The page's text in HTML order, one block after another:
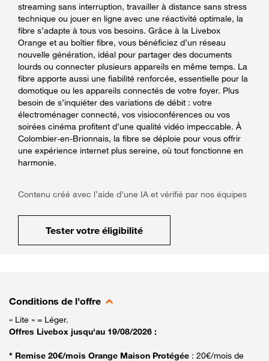
streaming sans interruption, travailler à distance sans stress
technique ou jouer en ligne avec une réactivité optimale, la
fibre s’adapte à tous vos besoins. Grâce à la Livebox
Orange et au boîtier fibre, vous bénéficiez d’un réseau
nouvelle génération, idéal pour partager des documents
lourds ou connecter plusieurs appareils en même temps. La
fibre apporte aussi une fiabilité renforcée, essentielle pour la
domotique ou les appareils connectés de votre foyer. Plus
besoin de s’inquiéter des variations de débit : votre
électroménager connecté, vos visioconférences ou vos
soirées cinéma profitent d’une qualité vidéo impeccable. À
Colombier-en-Brionnais, la fibre se déploie pour vous offrir
une expérience internet plus sereine, où tout fonctionne en
harmonie.
Contenu créé avec l’aide d’une IA et vérifié par nos équipes
Tester votre éligibilité
Conditions de l'offre
« Lite » = Léger.
Offres Livebox jusqu'au 19/08/2026 :
* Remise 20€/mois Orange Maison Protégée : 20€/mois de